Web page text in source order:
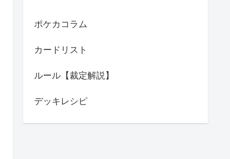
ポケカコラム
カードリスト
ルール【裁定解説】
デッキレシピ